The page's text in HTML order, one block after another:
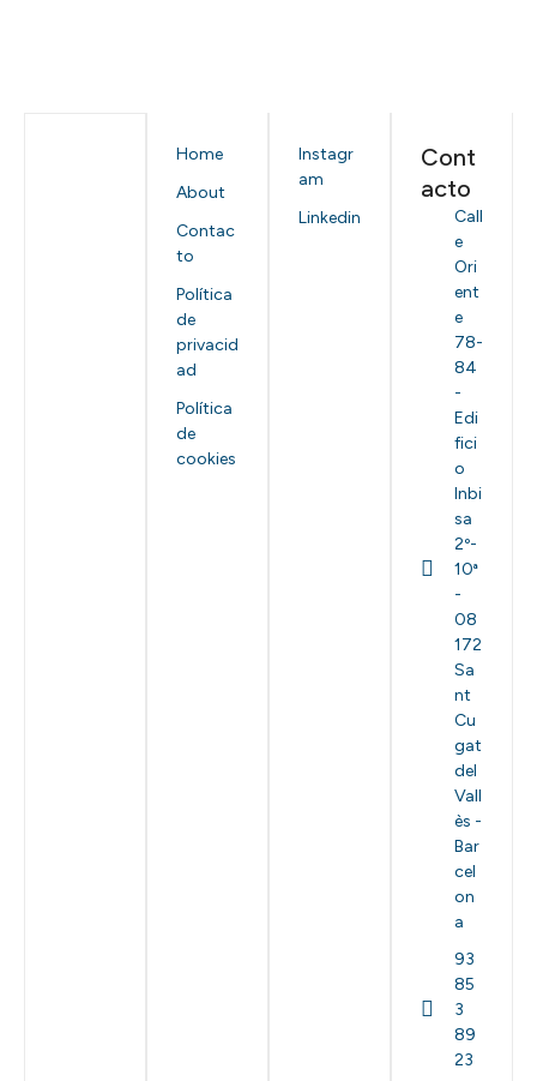
Home
About
Contac
to
Política
de
privacid
ad
Política
de
cookies
Instagr
am
Linkedin
Cont
acto
Call
e
Ori
ent
e
78-
84
-
Edi
fici
o
Inbi
sa
2º-
10ª
-
08
172
Sa
nt
Cu
gat
del
Vall
ès -
Bar
cel
on
a
93
85
3
89
23